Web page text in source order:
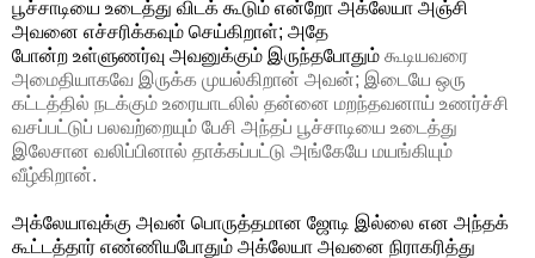
பூச்சாடியை உடைத்து விடக் கூடும் என்றோ அக்லேயா அஞ்சி
அவனை எச்சரிக்கவும் செய்கிறாள்; அதே
போன்ற உள்ளுணர்வு அவனுக்கும் இருந்தபோதும் கூடியவரை
அமைதியாகவே இருக்க முயல்கிறான் அவன்; இடையே ஒரு
கட்டத்தில் நடக்கும் உரையாடலில் தன்னை மறந்தவனாய் உணர்ச்சி
வசப்பட்டுப் பலவற்றையும் பேசி அந்தப் பூச்சாடியை உடைத்து
இலேசான வலிப்பினால் தாக்கப்பட்டு அங்கேயே மயங்கியும்
வீழ்கிறான்.
அக்லேயாவுக்கு அவன் பொருத்தமான ஜோடி இல்லை என அந்தக்
கூட்டத்தார் எண்ணியபோதும் அக்லேயா அவனை நிராகரித்து